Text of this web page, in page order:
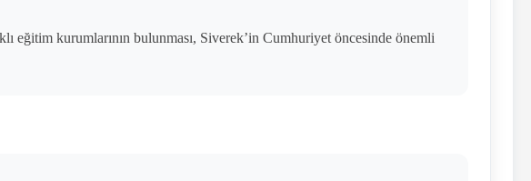
eğitim kurumlarının bulunması, Siverek’in Cumhuriyet öncesinde önemli